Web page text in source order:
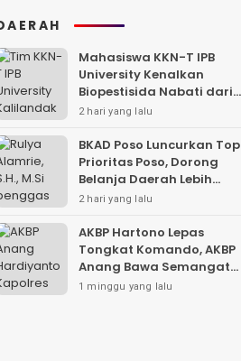
Mahasiswa KKN-T IPB
University Kenalkan
Biopestisida Nabati dari
Daun Pepaya
2 hari yang lalu
BKAD Poso Luncurkan Top
Prioritas Poso, Dorong
Belanja Daerah Lebih
Efektif dan Tepat
2 hari yang lalu
AKBP Hartono Lepas
Tongkat Komando, AKBP
Anang Bawa Semangat
Baru untuk Polres
1 minggu yang lalu